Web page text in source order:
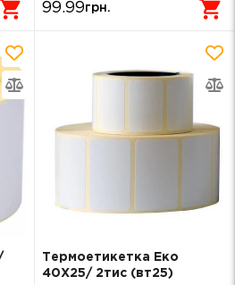
99.99 грн.
Термоетикетка Еко
40Х25/ 2тис (вт25)